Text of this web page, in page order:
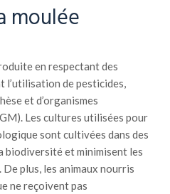
moulée
en respectant des
l’utilisation de pesticides,
et d’organismes
Les cultures utilisées pour
sont cultivées dans des
biodiversité et minimisent les
plus, les animaux nourris
ne reçoivent pas